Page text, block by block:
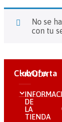
No se
con tu
ClubOferta
AYUDA
DE
LA
TIENDA